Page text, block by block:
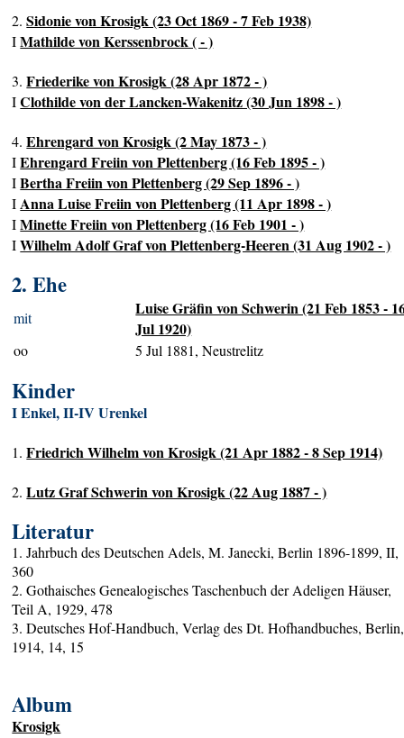
2.Sidonie von Krosigk (23 Oct 1869 - 7 Feb 1938)
IMathilde von Kerssenbrock ( - )
3.Friederike von Krosigk (28 Apr 1872 - )
IClothilde von der Lancken-Wakenitz (30 Jun 1898 - )
4.Ehrengard von Krosigk (2 May 1873 - )
IEhrengard Freiin von Plettenberg (16 Feb 1895 - )
IBertha Freiin von Plettenberg (29 Sep 1896 - )
IAnna Luise Freiin von Plettenberg (11 Apr 1898 - )
IMinette Freiin von Plettenberg (16 Feb 1901 - )
IWilhelm Adolf Graf von Plettenberg-Heeren (31 Aug 1902 - )
2. Ehe
mit
Luise Gräfin von Schwerin (21 Feb 1853 -
Jul 1920)
oo 5 Jul 1881, Neustrelitz
Kinder
I Enkel, II-IV Urenkel
1.Friedrich Wilhelm von Krosigk (21 Apr 1882 - 8 Sep 1914)
2.Lutz Graf Schwerin von Krosigk (22 Aug 1887 - )
Literatur
1. Jahrbuch des Deutschen Adels, M. Janecki, Berlin 1896-1899, II,
360
2. Gothaisches Genealogisches Taschenbuch der Adeligen Häuser,
Teil A, 1929, 478
3. Deutsches Hof-Handbuch, Verlag des Dt. Hofhandbuches, Berlin,
1914, 14, 15
Album
Krosigk